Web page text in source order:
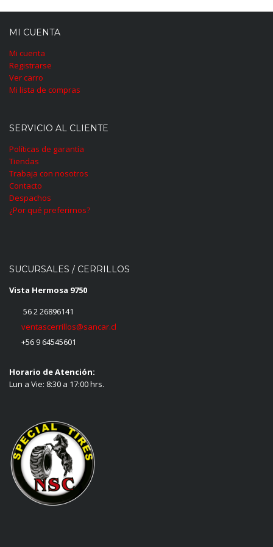
MI CUENTA
Mi cuenta
Registrarse
Ver carro
Mi lista de compras
SERVICIO AL CLIENTE
Políticas de garantía
Tiendas
Trabaja con nosotros
Contacto
Despachos
¿Por qué preferirnos?
SUCURSALES / CERRILLOS
Vista Hermosa 9750
56 2 26896141
ventascerrillos@sancar.cl
+56 9 64545601
Horario de Atención:
Lun a Vie: 8:30 a 17:00 hrs.